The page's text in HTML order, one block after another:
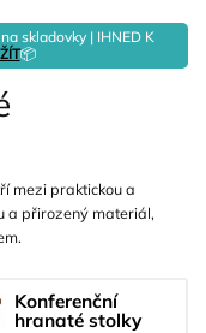
skladovky | IHNED K
📦
mezi praktickou a
a přirozený materiál,
Konferenční
hranaté stolky